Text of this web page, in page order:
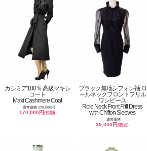
カシミア100％ 高級マキシ
コート
Maxi Cashmere Coat
通常価格 170,000円
170,000円(税別)
ブラック無地シフォン袖 ロ
ールネックフロントフリル
ワンピース
Role Neck Front Frill Dress
with Chiffon Sleeves
通常価格
39,000円(税別)